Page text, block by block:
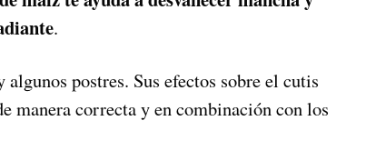
.
postres. Sus efectos sobre el cutis
manera correcta y en combinación con los